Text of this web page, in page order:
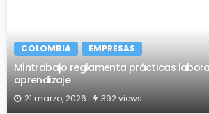
COLOMBIA EMPRESAS
Mintrabajo reglamenta prácticas
aprendizaje
21 marzo, 2026 392 views